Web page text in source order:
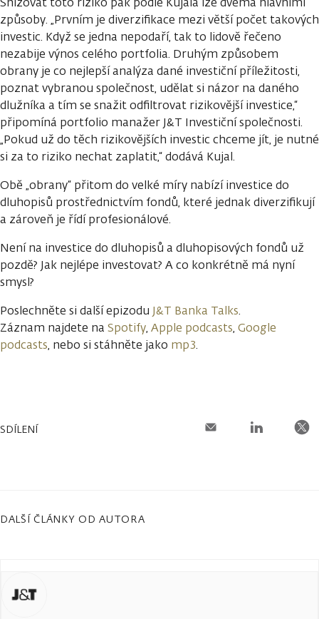
způsoby. „Prvním je diverzifikace mezi větší počet takových
investic. Když se jedna nepodaří, tak to lidově řečeno
nezabije výnos celého portfolia. Druhým způsobem
obrany je co nejlepší analýza dané investiční příležitosti,
poznat vybranou společnost, udělat si názor na daného
dlužníka a tím se snažit odfiltrovat rizikovější investice,“
připomíná portfolio manažer J&T Investiční společnosti.
„Pokud už do těch rizikovějších investic chceme jít, je nutné
si za to riziko nechat zaplatit,“ dodává Kujal.
Obě „obrany“ přitom do velké míry nabízí investice do
dluhopisů prostřednictvím fondů, které jednak diverzifikují
a zároveň je řídí profesionálové.
Není na investice do dluhopisů a dluhopisových fondů už
pozdě? Jak nejlépe investovat? A co konkrétně má nyní
smysl?
Poslechněte si další epizodu J&T Banka Talks.
Záznam najdete na Spotify, Apple podcasts, Google
podcasts, nebo si stáhněte jako mp3.
SDÍLENÍ
DALŠÍ ČLÁNKY OD AUTORA